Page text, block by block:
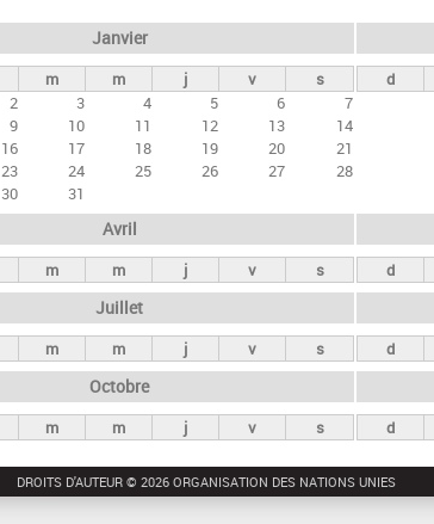
Janvier
m m j v
s
2 3 4 5 6
7
9 10 11 12 13
14
16 17 18 19 20
21
23 24 25 26 27
28
30 31
d
Avril
m m j v s d
Juillet
m m j v s d
Octobre
m m j v s d
DROITS D'AUTEUR © 2026 ORGANISATION DES NATIONS UNIES